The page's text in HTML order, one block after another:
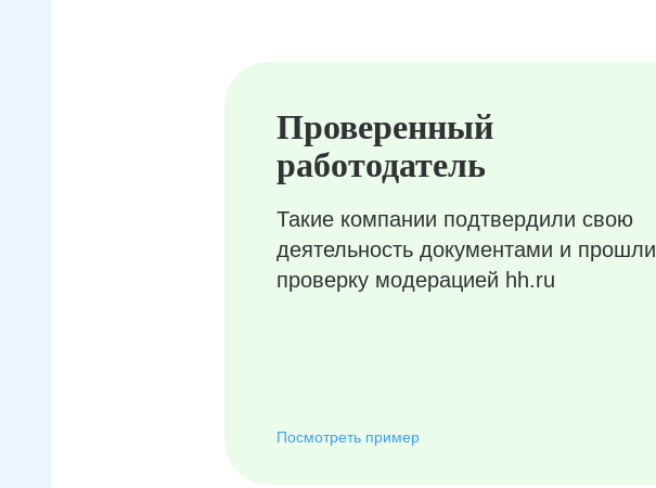
Проверенный
работодатель
Такие компании подтвердили свою
деятельность документами и прошли
проверку модерацией hh.ru
Посмотреть пример